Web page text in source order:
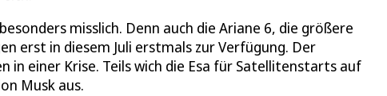
misslich. Denn auch die Ariane 6, die größere
erst in diesem Juli erstmals zur Verfügung. Der
einer Krise. Teils wich die Esa für Satellitenstarts auf
Musk aus.